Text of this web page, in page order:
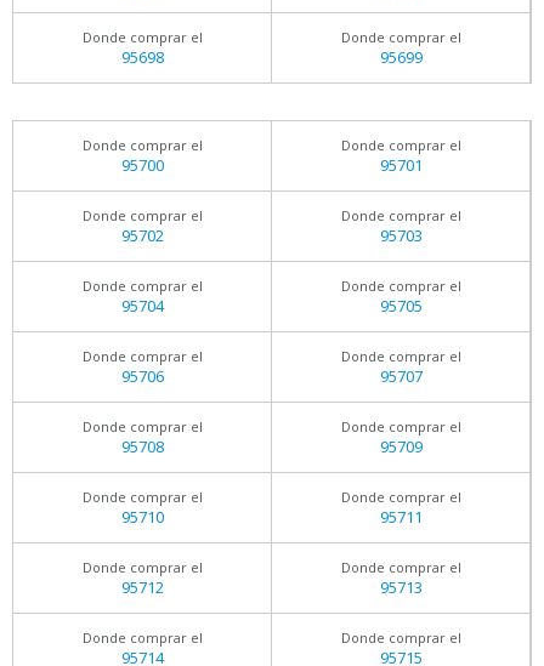
Donde comprar el
95698
Donde comprar el
95699
Donde comprar el
95700
Donde comprar el
95701
Donde comprar el
95702
Donde comprar el
95703
Donde comprar el
95704
Donde comprar el
95705
Donde comprar el
95706
Donde comprar el
95707
Donde comprar el
95708
Donde comprar el
95709
Donde comprar el
95710
Donde comprar el
95711
Donde comprar el
95712
Donde comprar el
95713
Donde comprar el
95714
Donde comprar el
95715